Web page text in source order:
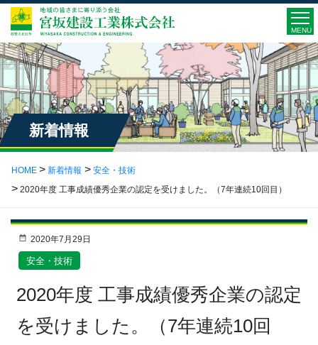
MENU
新着情報
HOME 新着情報
安全・技術
2020年度 工事成績優秀企業の認定を受けました。（7年連続10回目）
2020年7月29日
安全・技術
2020年度 工事成績優秀企業の認定
を受けました。（7年連続10回